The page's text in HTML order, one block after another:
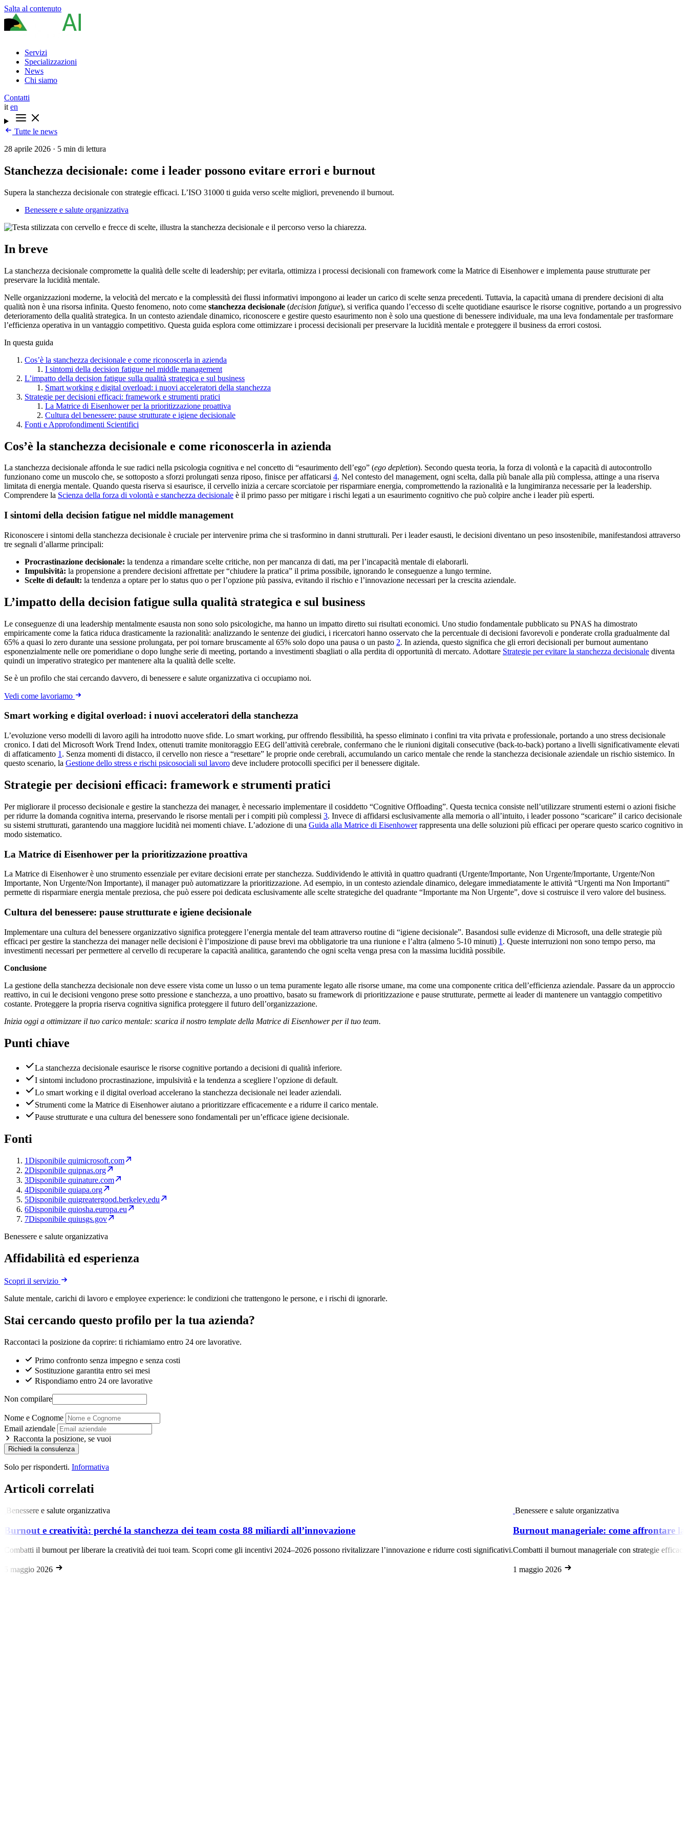
Salta al contenuto
Servizi
Specializzazioni
News
Chi siamo
Contatti
it en
Tutte le news
28 aprile 2026 · 5 min di lettura
Stanchezza decisionale: come i leader possono evitare errori e burnout
Supera la stanchezza decisionale con strategie efficaci. L’ISO 31000 ti guida verso scelte migliori, prevenendo il burnout.
Benessere e salute organizzativa
In breve
La stanchezza decisionale compromette la qualità delle scelte di leadership; per evitarla, ottimizza i processi decisionali con framework come la Matrice di Eisenhower e implementa pause strutturate per
preservare la lucidità mentale.
Nelle organizzazioni moderne, la velocità del mercato e la complessità dei flussi informativi impongono ai leader un carico di scelte senza precedenti. Tuttavia, la capacità umana di prendere decisioni di alta
qualità non è una risorsa infinita. Questo fenomeno, noto come stanchezza decisionale (decision fatigue), si verifica quando l’eccesso di scelte quotidiane esaurisce le risorse cognitive, portando a un progressivo
deterioramento della qualità strategica. In un contesto aziendale dinamico, riconoscere e gestire questo esaurimento non è solo una questione di benessere individuale, ma una leva fondamentale per trasformare
l’efficienza operativa in un vantaggio competitivo. Questa guida esplora come ottimizzare i processi decisionali per preservare la lucidità mentale e proteggere il business da errori costosi.
In questa guida
Cos’è la stanchezza decisionale e come riconoscerla in azienda
I sintomi della decision fatigue nel middle management
L’impatto della decision fatigue sulla qualità strategica e sul business
Smart working e digital overload: i nuovi acceleratori della stanchezza
Strategie per decisioni efficaci: framework e strumenti pratici
La Matrice di Eisenhower per la prioritizzazione proattiva
Cultura del benessere: pause strutturate e igiene decisionale
Fonti e Approfondimenti Scientifici
Cos’è la stanchezza decisionale e come riconoscerla in azienda
La stanchezza decisionale affonda le sue radici nella psicologia cognitiva e nel concetto di “esaurimento dell’ego” (ego depletion). Secondo questa teoria, la forza di volontà e la capacità di autocontrollo
funzionano come un muscolo che, se sottoposto a sforzi prolungati senza riposo, finisce per affaticarsi 4. Nel contesto del management, ogni scelta, dalla più banale alla più complessa, attinge a una riserva
limitata di energia mentale. Quando questa riserva si esaurisce, il cervello inizia a cercare scorciatoie per risparmiare energia, compromettendo la razionalità e la lungimiranza necessarie per la leadership.
Comprendere la Scienza della forza di volontà e stanchezza decisionale è il primo passo per mitigare i rischi legati a un esaurimento cognitivo che può colpire anche i leader più esperti.
I sintomi della decision fatigue nel middle management
Riconoscere i sintomi della stanchezza decisionale è cruciale per intervenire prima che si trasformino in danni strutturali. Per i leader esausti, le decisioni diventano un peso insostenibile, manifestandosi attraverso
tre segnali d’allarme principali:
Procrastinazione decisionale: la tendenza a rimandare scelte critiche, non per mancanza di dati, ma per l’incapacità mentale di elaborarli.
Impulsività: la propensione a prendere decisioni affrettate per “chiudere la pratica” il prima possibile, ignorando le conseguenze a lungo termine.
Scelte di default: la tendenza a optare per lo status quo o per l’opzione più passiva, evitando il rischio e l’innovazione necessari per la crescita aziendale.
L’impatto della decision fatigue sulla qualità strategica e sul business
Le conseguenze di una leadership mentalmente esausta non sono solo psicologiche, ma hanno un impatto diretto sui risultati economici. Uno studio fondamentale pubblicato su PNAS ha dimostrato
empiricamente come la fatica riduca drasticamente la razionalità: analizzando le sentenze dei giudici, i ricercatori hanno osservato che la percentuale di decisioni favorevoli e ponderate crolla gradualmente dal
65% a quasi lo zero durante una sessione prolungata, per poi tornare bruscamente al 65% solo dopo una pausa o un pasto 2. In azienda, questo significa che gli errori decisionali per burnout aumentano
esponenzialmente nelle ore pomeridiane o dopo lunghe serie di meeting, portando a investimenti sbagliati o alla perdita di opportunità di mercato. Adottare Strategie per evitare la stanchezza decisionale diventa
quindi un imperativo strategico per mantenere alta la qualità delle scelte.
Se è un profilo che stai cercando davvero, di benessere e salute organizzativa ci occupiamo noi.
Vedi come lavoriamo
Smart working e digital overload: i nuovi acceleratori della stanchezza
L’evoluzione verso modelli di lavoro agili ha introdotto nuove sfide. Lo smart working, pur offrendo flessibilità, ha spesso eliminato i confini tra vita privata e professionale, portando a uno stress decisionale
cronico. I dati del Microsoft Work Trend Index, ottenuti tramite monitoraggio EEG dell’attività cerebrale, confermano che le riunioni digitali consecutive (back-to-back) portano a livelli significativamente elevati
di affaticamento 1 . Senza momenti di distacco, il cervello non riesce a “resettare” le proprie onde cerebrali, accumulando un carico mentale che rende la stanchezza decisionale aziendale un rischio sistemico. In
questo scenario, la Gestione dello stress e rischi psicosociali sul lavoro deve includere protocolli specifici per il benessere digitale.
Strategie per decisioni efficaci: framework e strumenti pratici
Per migliorare il processo decisionale e gestire la stanchezza dei manager, è necessario implementare il cosiddetto “Cognitive Offloading”. Questa tecnica consiste nell’utilizzare strumenti esterni o azioni fisiche
per ridurre la domanda cognitiva interna, preservando le risorse mentali per i compiti più complessi 3. Invece di affidarsi esclusivamente alla memoria o all’intuito, i leader possono “scaricare” il carico decisionale
su sistemi strutturati, garantendo una maggiore lucidità nei momenti chiave. L’adozione di una Guida alla Matrice di Eisenhowerrappresenta una delle soluzioni più efficaci per operare questo scarico cognitivo in
modo sistematico.
La Matrice di Eisenhower per la prioritizzazione proattiva
La Matrice di Eisenhower è uno strumento essenziale per evitare decisioni errate per stanchezza. Suddividendo le attività in quattro quadranti (Urgente/Importante, Non Urgente/Importante, Urgente/Non
Importante, Non Urgente/Non Importante), il manager può automatizzare la prioritizzazione. Ad esempio, in un contesto aziendale dinamico, delegare immediatamente le attività “Urgenti ma Non Importanti”
permette di risparmiare energia mentale preziosa, che può essere poi dedicata esclusivamente alle scelte strategiche del quadrante “Importante ma Non Urgente”, dove si costruisce il vero valore del business.
Cultura del benessere: pause strutturate e igiene decisionale
Implementare una cultura del benessere organizzativo significa proteggere l’energia mentale del team attraverso routine di “igiene decisionale”. Basandosi sulle evidenze di Microsoft, una delle strategie più
efficaci per gestire la stanchezza dei manager nelle decisioni è l’imposizione di pause brevi ma obbligatorie tra una riunione e l’altra (almeno 5-10 minuti) 1 . Queste interruzioni non sono tempo perso, ma
investimenti necessari per permettere al cervello di recuperare la capacità analitica, garantendo che ogni scelta venga presa con la massima lucidità possibile.
Conclusione
La gestione della stanchezza decisionale non deve essere vista come un lusso o un tema puramente legato alle risorse umane, ma come una componente critica dell’efficienza aziendale. Passare da un approccio
reattivo, in cui le decisioni vengono prese sotto pressione e stanchezza, a uno proattivo, basato su framework di prioritizzazione e pause strutturate, permette ai leader di mantenere un vantaggio competitivo
costante. Proteggere la propria riserva cognitiva significa proteggere il futuro dell’organizzazione.
Inizia oggi a ottimizzare il tuo carico mentale: scarica il nostro template della Matrice di Eisenhower per il tuo team.
Punti chiave
La stanchezza decisionale esaurisce le risorse cognitive portando a decisioni di qualità inferiore.
I sintomi includono procrastinazione, impulsività e la tendenza a scegliere l’opzione di default.
Lo smart working e il digital overload accelerano la stanchezza decisionale nei leader aziendali.
Strumenti come la Matrice di Eisenhower aiutano a prioritizzare efficacemente e a ridurre il carico mentale.
Pause strutturate e una cultura del benessere sono fondamentali per un’efficace igiene decisionale.
Fonti
1Disponibile quimicrosoft.com
2Disponibile quipnas.org
3Disponibile quinature.com
4Disponibile quiapa.org
5Disponibile quigreatergood.berkeley.edu
6Disponibile quiosha.europa.eu
7Disponibile quiusgs.gov
Benessere e salute organizzativa
Affidabilità ed esperienza
Scopri il servizio
Salute mentale, carichi di lavoro e employee experience: le condizioni che trattengono le persone, e i rischi di ignorarle.
Stai cercando questo profilo per la tua azienda?
Raccontaci la posizione da coprire: ti richiamiamo entro 24 ore lavorative.
Primo confronto senza impegno e senza costi
Sostituzione garantita entro sei mesi
Rispondiamo entro 24 ore lavorative
Non compilare
Nome e Cognome
Email aziendale
Racconta la posizione, se vuoi
Richiedi la consulenza
Solo per risponderti. Informativa
Articoli correlati
Benessere e salute organizzativa
Burnout e creatività: perché la stanchezza dei team costa 88 miliardi all’innovazione
Combatti il burnout per liberare la creatività dei tuoi team. Scopri come gli incentivi 2024–2026 possono rivitalizzare l’innovazione e ridurre costi significativi.
5 maggio 2026
Benessere e salute organizzativa
Burnout manageriale: come affrontare la
Combatti il burnout manageriale con strategie
1 maggio 2026